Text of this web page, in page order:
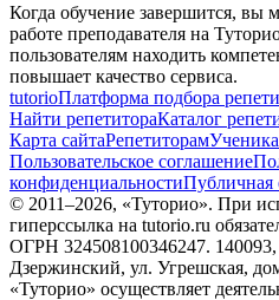
Когда обучение завершится, вы
работе преподавателя на
пользователям находить
повышает качество сервиса.
tutorioПлатформа подбора
Найти репетитораКаталог
Карта сайтаРепетиторам
Пользовательское соглашение
конфиденциальностиПубличная
© 2011–2026, «Туторио». При
гиперссылка на tutorio.ru
ОГРН 324508100346247. 140093,
Дзержинский, ул. Угрешская,
«Туторио» осуществляет